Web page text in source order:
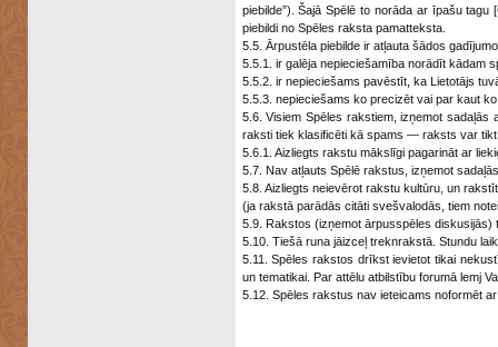
piebilde”). Šajā Spēlē to norāda ar īpašu
piebildi no Spēles raksta pamatteksta.
5.5. Ārpustēla piebilde ir atļauta šādos
5.5.1. ir galēja nepieciešamība norādīt kādam
5.5.2. ir nepieciešams pavēstīt, ka Lietotājs
5.5.3. nepieciešams ko precizēt vai par kaut
5.6. Visiem Spēles rakstiem, izņemot
raksti tiek klasificēti kā spams — raksts var
5.6.1. Aizliegts rakstu mākslīgi pagarināt ar
5.7. Nav atļauts Spēlē rakstus, izņemot
5.8. Aizliegts neievērot rakstu kultūru, un
(ja rakstā parādās citāti svešvalodās, tiem
5.9. Rakstos (izņemot ārpusspēles
5.10. Tiešā runa jāizceļ treknrakstā. Stundu
5.11. Spēles rakstos drīkst ievietot tikai
un tematikai. Par attēlu atbilstību forumā lemj
5.12. Spēles rakstus nav ieteicams noformēt